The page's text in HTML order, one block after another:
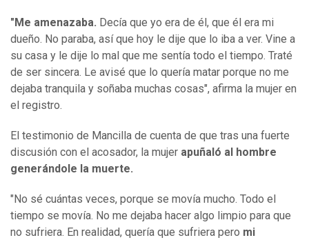
"Me amenazaba. Decía que yo era de él, que él era mi
dueño. No paraba, así que hoy le dije que lo iba a ver. Vine a
su casa y le dije lo mal que me sentía todo el tiempo. Traté
de ser sincera. Le avisé que lo quería matar porque no me
dejaba tranquila y soñaba muchas cosas", afirma la mujer en
el registro.
El testimonio de Mancilla de cuenta de que tras una fuerte
discusión con el acosador, la mujer apuñaló al hombre
generándole la muerte.
"No sé cuántas veces, porque se movía mucho. Todo el
tiempo se movía. No me dejaba hacer algo limpio para que
no sufriera. En realidad, quería que sufriera pero mi